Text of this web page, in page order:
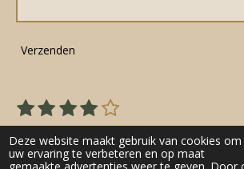
Deze website maakt gebruik van cookies om
uw ervaring te verbeteren en op maat
Verzenden
R
a
t
1
s
t
2
s
t
3
s
t
4
s
t
5
s
t
S
e
m
22 stemmen